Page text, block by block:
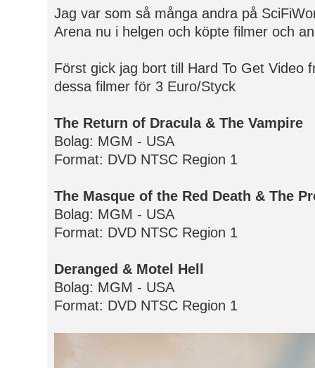
Jag var som så många andra på
Arena nu i helgen och köpte filmer och
Först gick jag bort till Hard To Get Video
dessa filmer för 3 Euro/Styck
The Return of Dracula & The Vampire
Bolag: MGM - USA
Format: DVD NTSC Region 1
The Masque of the Red Death & The
Bolag: MGM - USA
Format: DVD NTSC Region 1
Deranged & Motel Hell
Bolag: MGM - USA
Format: DVD NTSC Region 1